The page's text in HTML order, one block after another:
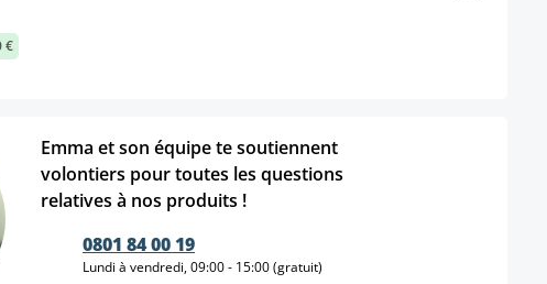
€
Emma et son équipe te soutiennent
volontiers pour toutes les questions
relatives à nos produits !
0801 84 00 19
Lundi à vendredi, 09:00 - 15:00 (gratuit)